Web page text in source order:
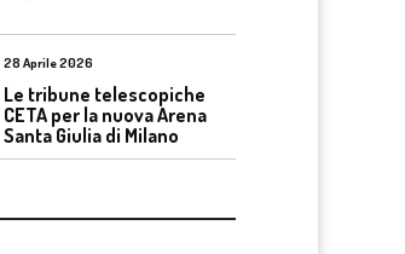
28 Aprile 2026
Le tribune telescopiche
CETA per la nuova Arena
Santa Giulia di Milano